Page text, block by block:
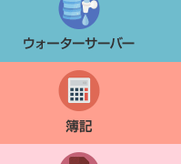
簿記
格安SIM